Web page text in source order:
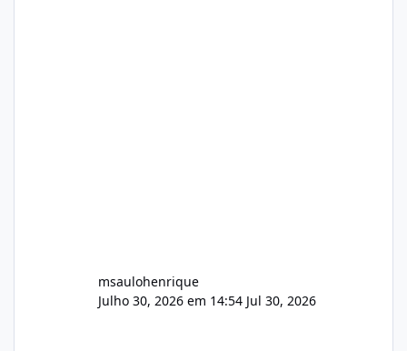
msaulohenrique
Julho 30, 2026 em 14:54 Jul 30, 2026